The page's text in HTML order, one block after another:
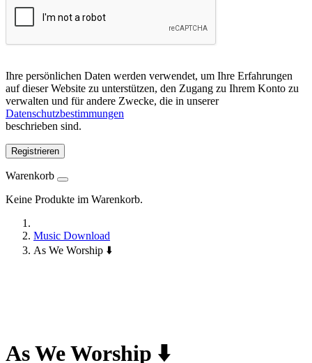
Ihre persönlichen Daten werden verwendet, um Ihre Erfahrungen
auf dieser Website zu unterstützen, den Zugang zu Ihrem Konto zu
verwalten und für andere Zwecke, die in unserer
Datenschutzbestimmungen
beschrieben sind.
Registrieren
Warenkorb
Keine Produkte im Warenkorb.
Music Download
As We Worship ⬇️
As We Worship ⬇️